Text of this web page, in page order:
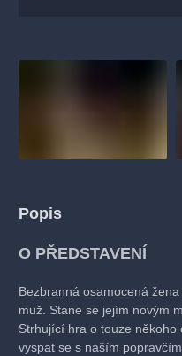
Popis
O PŘEDSTAVENÍ
Bezbranná osamocená
muž. Stane se jejím novým
Strhující hra o touze někoho
vyspat se s naším